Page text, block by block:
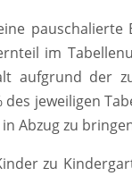
pauschalierte
im
der
jeweiligen
Abzug zu
zu